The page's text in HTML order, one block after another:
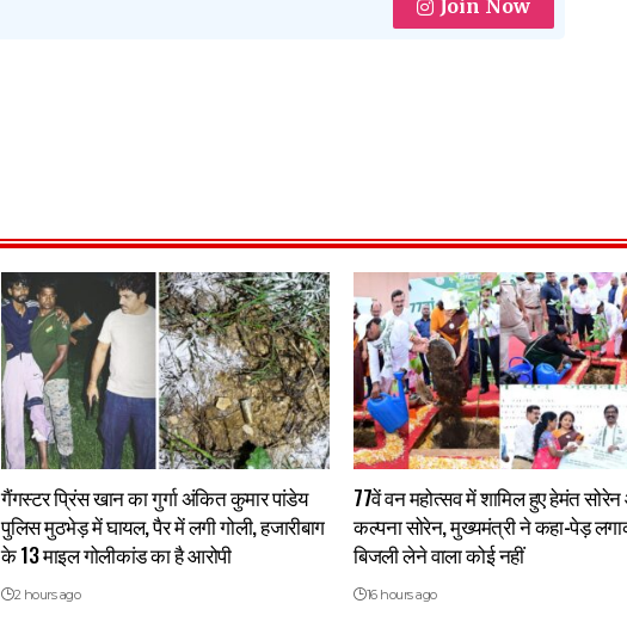
Join Now
गैंगस्टर प्रिंस खान का गुर्गा अंकित कुमार पांडेय
पुलिस मुठभेड़ में घायल, पैर में लगी गोली, हजारीबाग
के 13 माइल गोलीकांड का है आरोपी
2 hours ago
77वें वन महोत्सव में शामिल हुए हेमंत
कल्पना सोरेन, मुख्यमंत्री ने कहा-पेड़
बिजली लेने वाला कोई नहीं
16 hours ago